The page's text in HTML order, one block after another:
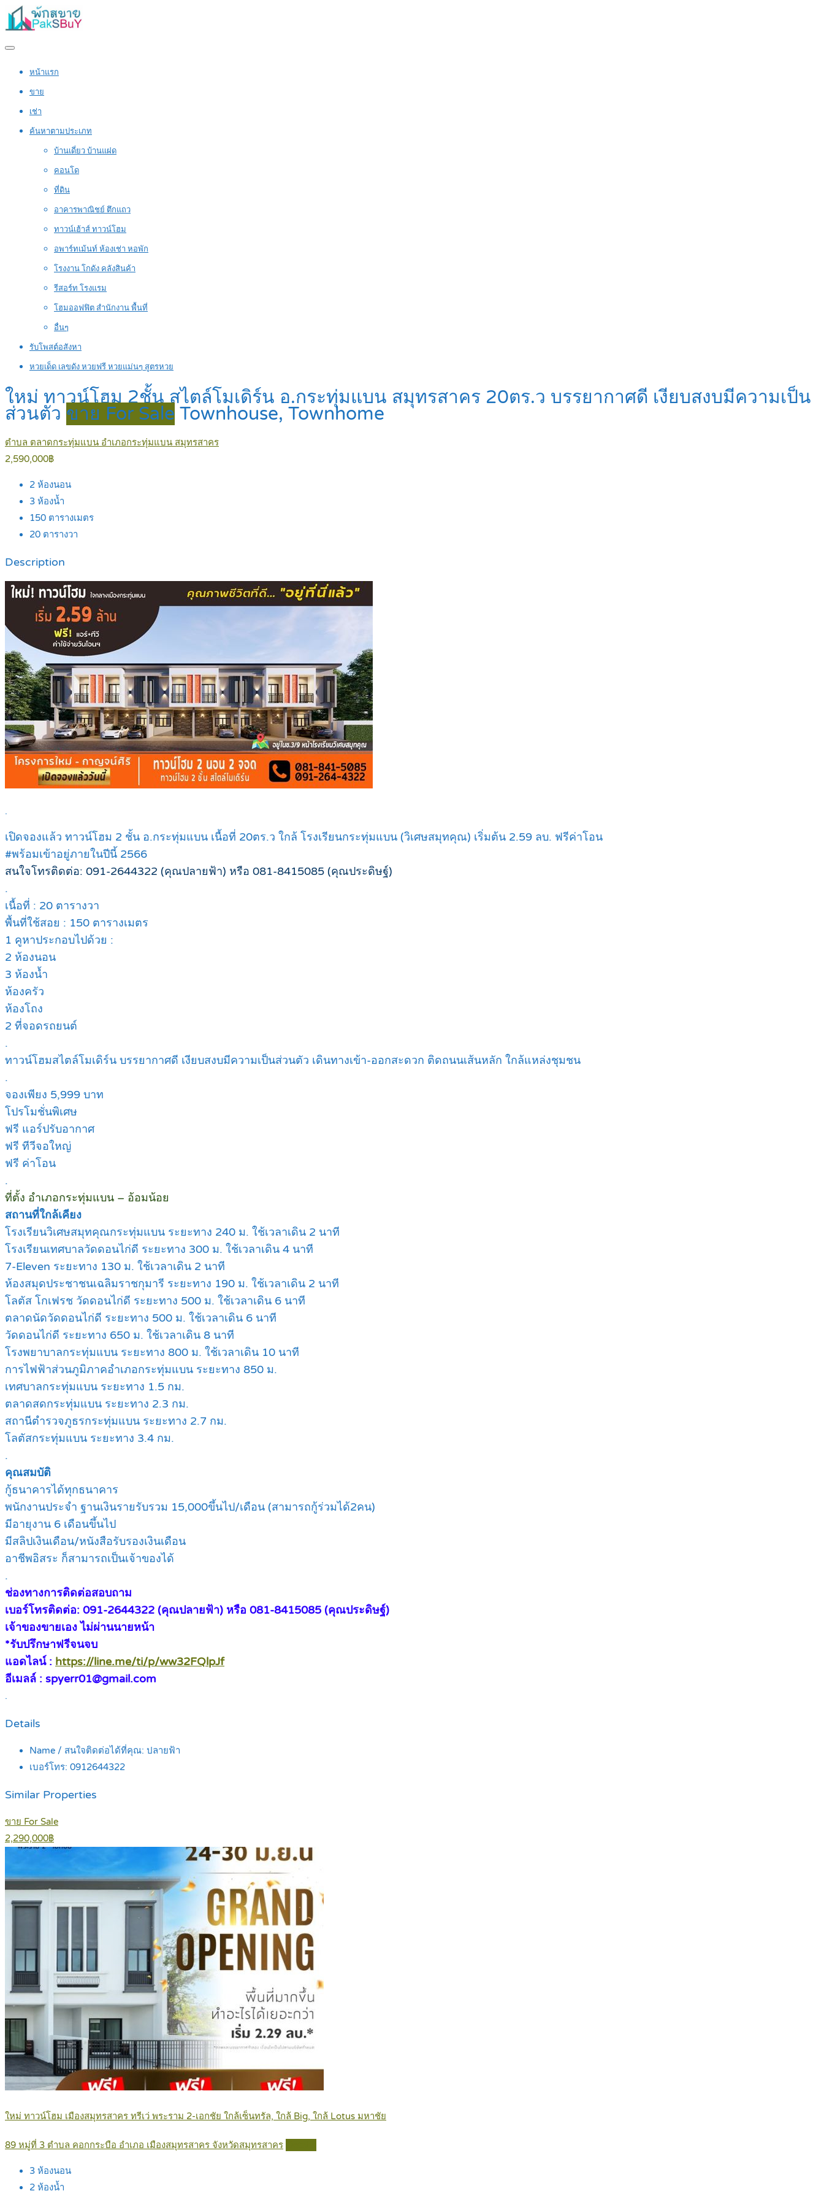
หน้าแรก
ขาย
เช่า
ค้นหาตามประเภท
บ้านเดี่ยว บ้านแฝด
คอนโด
ที่ดิน
อาคารพาณิชย์ ตึกแถว
ทาวน์เฮ้าส์ ทาวน์โฮม
อพาร์ทเม้นท์ ห้องเช่า หอพัก
โรงงาน โกดัง คลังสินค้า
รีสอร์ท โรงแรม
โฮมออฟฟิต สำนักงาน พื้นที่
อื่นๆ
รับโพสต์อสังหา
หวยเด็ด เลขดัง หวยฟรี หวยแม่นๆ สูตรหวย
ใหม่ ทาวน์โฮม 2ชั้น สไตล์โมเดิร์น อ.กระทุ่มแบน สมุทรสาคร 20ตร.ว บรรยากาศดี เงียบสงบมีความเป็น
ส่วนตัว ขาย For Sale Townhouse, Townhome
ตำบล ตลาดกระทุ่มแบน อำเภอกระทุ่มแบน สมุทรสาคร
2,590,000฿
2 ห้องนอน
3 ห้องน้ำ
150 ตารางเมตร
20 ตารางวา
Description
.
เปิดจองแล้ว ทาวน์โฮม 2 ชั้น อ.กระทุ่มแบน เนื้อที่ 20ตร.ว ใกล้ โรงเรียนกระทุ่มแบน (วิเศษสมุทคุณ) เริ่มต้น 2.59 ลบ. ฟรีค่าโอน
#พร้อมเข้าอยู่ภายในปีนี้ 2566
สนใจโทรติดต่อ: 091-2644322 (คุณปลายฟ้า) หรือ 081-8415085 (คุณประดิษฐ์)
.
เนื้อที่ : 20 ตารางวา
พื้นที่ใช้สอย : 150 ตารางเมตร
1 คูหาประกอบไปด้วย :
2 ห้องนอน
3 ห้องน้ำ
ห้องครัว
ห้องโถง
2 ที่จอดรถยนต์
.
ทาวน์โฮมสไตล์โมเดิร์น บรรยากาศดี เงียบสงบมีความเป็นส่วนตัว เดินทางเข้า-ออกสะดวก ติดถนนเส้นหลัก ใกล้แหล่งชุมชน
.
จองเพียง 5,999 บาท
โปรโมชั่นพิเศษ
ฟรี แอร์ปรับอากาศ
ฟรี ทีวีจอใหญ่
ฟรี ค่าโอน
.
ที่ตั้ง อำเภอกระทุ่มแบน – อ้อมน้อย
สถานที่ใกล้เคียง
โรงเรียนวิเศษสมุทคุณกระทุ่มแบน ระยะทาง 240 ม. ใช้เวลาเดิน 2 นาที
โรงเรียนเทศบาลวัดดอนไก่ดี ระยะทาง 300 ม. ใช้เวลาเดิน 4 นาที
7-Eleven ระยะทาง 130 ม. ใช้เวลาเดิน 2 นาที
ห้องสมุดประชาชนเฉลิมราชกุมารี ระยะทาง 190 ม. ใช้เวลาเดิน 2 นาที
โลตัส โกเฟรช วัดดอนไก่ดี ระยะทาง 500 ม. ใช้เวลาเดิน 6 นาที
ตลาดนัดวัดดอนไก่ดี ระยะทาง 500 ม. ใช้เวลาเดิน 6 นาที
วัดดอนไก่ดี ระยะทาง 650 ม. ใช้เวลาเดิน 8 นาที
โรงพยาบาลกระทุ่มแบน ระยะทาง 800 ม. ใช้เวลาเดิน 10 นาที
การไฟฟ้าส่วนภูมิภาคอำเภอกระทุ่มแบน ระยะทาง 850 ม.
เทศบาลกระทุ่มแบน ระยะทาง 1.5 กม.
ตลาดสดกระทุ่มแบน ระยะทาง 2.3 กม.
สถานีตำรวจภูธรกระทุ่มแบน ระยะทาง 2.7 กม.
โลตัสกระทุ่มแบน ระยะทาง 3.4 กม.
.
คุณสมบัติ
กู้ธนาคารได้ทุกธนาคาร
พนักงานประจำ ฐานเงินรายรับรวม 15,000ขึ้นไป/เดือน (สามารถกู้ร่วมได้2คน)
มีอายุงาน 6 เดือนขึ้นไป
มีสลิปเงินเดือน/หนังสือรับรองเงินเดือน
อาชีพอิสระ ก็สามารถเป็นเจ้าของได้
.
ช่องทางการติดต่อสอบถาม
เบอร์โทรติดต่อ: 091-2644322 (คุณปลายฟ้า) หรือ 081-8415085 (คุณประดิษฐ์)
เจ้าของขายเอง ไม่ผ่านนายหน้า
*รับปรึกษาฟรีจนจบ
แอดไลน์ : https://line.me/ti/p/ww32FQlpJf
อีเมลล์ : spyerr01@gmail.com
.
Details
Name / สนใจติดต่อได้ที่คุณ: ปลายฟ้า
เบอร์โทร: 0912644322
Similar Properties
ขาย For Sale
2,290,000฿
ใหม่ ทาวน์โฮม เมืองสมุทรสาคร ทรีเว่ พระราม 2-เอกชัย ใกล้เซ็นทรัล, ใกล้ Big, ใกล้ Lotus มหาชัย
89 หมู่ที่ 3 ตำบล คอกกระบือ อำเภอ เมืองสมุทรสาคร จังหวัดสมุทรสาคร
3 ห้องนอน
2 ห้องน้ำ